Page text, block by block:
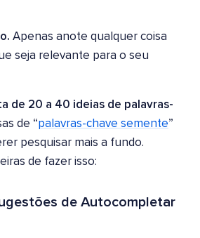
Apenas anote qualquer coisa
seja relevante para o seu
de 20 a 40 ideias de palavras-
de “palavras-chave semente”
pesquisar mais a fundo.
de fazer isso:
de Autocompletar